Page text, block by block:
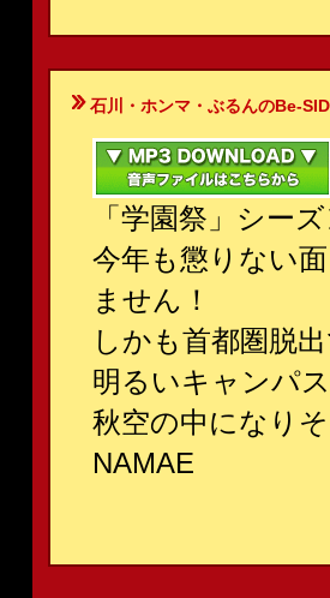
石川・ホンマ・ぶるんのBe-
「学園祭」シー
今年も懲りない
ません！
しかも首都圏脱
明るいキャンパ
秋空の中になり
NAMAE